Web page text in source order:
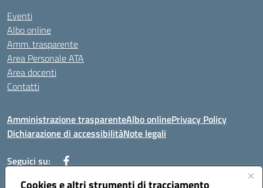
Cookies e altri strumenti di tracciamento
Eventi
Albo online
Amm. trasparente
Area Personale ATA
Area docenti
Contatti
Amministrazione trasparenteAlbo onlinePrivacy Policy
Dichiarazione di accessibilitàNote legali
Seguici su: